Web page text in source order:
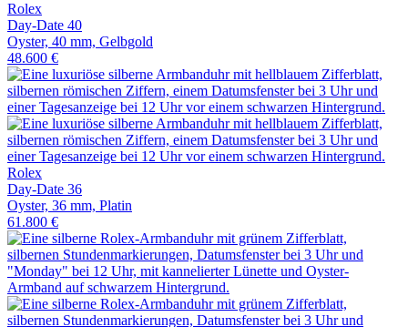
Rolex
Day-Date 40
Oyster, 40 mm, Gelbgold
48.600 €
Rolex
Day-Date 36
Oyster, 36 mm, Platin
61.800 €